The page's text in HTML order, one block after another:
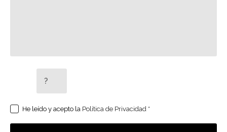
He leído y acepto la Política de Privacidad *